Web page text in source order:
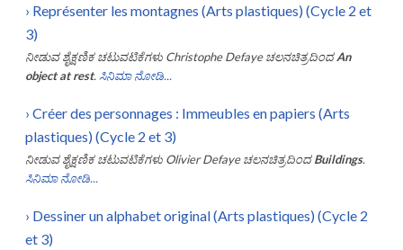
› Représenter les montagnes (Arts plastiques) (Cycle 2 et
3)
ನೀಡುವ ಶೈಕ್ಷಣಿಕ ಚಟುವಟಿಕೆಗಳು Christophe Defaye ಚಲನಚಿತ್ರದಿಂದ An
object at rest. ಸಿನಿಮಾ ನೋಡಿ...
› Créer des personnages : Immeubles en papiers (Arts
plastiques) (Cycle 2 et 3)
ನೀಡುವ ಶೈಕ್ಷಣಿಕ ಚಟುವಟಿಕೆಗಳು Olivier Defaye ಚಲನಚಿತ್ರದಿಂದ Buildings.
ಸಿನಿಮಾ ನೋಡಿ...
› Dessiner un alphabet original (Arts plastiques) (Cycle 2
et 3)